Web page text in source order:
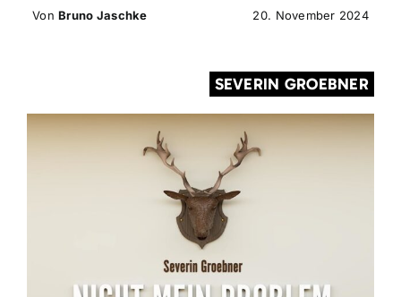
VonBruno Jaschke 20. November 2024
SEVERIN GROEBNER